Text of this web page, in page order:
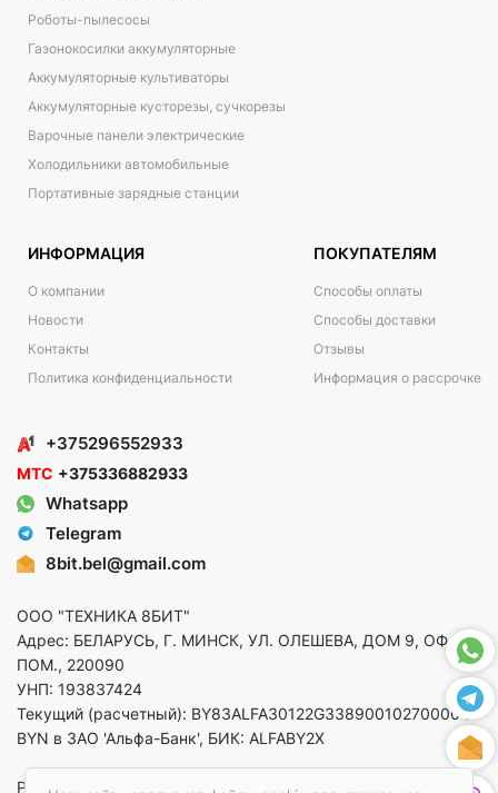
Роботы-пылесосы
Газонокосилки аккумуляторные
Аккумуляторные культиваторы
Аккумуляторные кусторезы, сучкорезы
Варочные панели электрические
Холодильники автомобильные
Портативные зарядные станции
ИНФОРМАЦИЯ
О компании
Новости
Контакты
Политика конфиденциальности
ПОКУПАТЕЛЯМ
Способы оплаты
Способы доставки
Отзывы
Информация о рассрочке
+375296552933
МТС +375336882933
Whatsapp
Telegram
8bit.bel@gmail.com
ООО "ТЕХНИКА 8БИТ"
Адрес: БЕЛАРУСЬ, Г. МИНСК, УЛ. ОЛЕШЕВА, ДОМ 9, ОФ. 5,
ПОМ., 220090
УНП: 193837424
Текущий (расчетный): BY83ALFA30122G33890010270000 в
BYN в ЗАО 'Альфа-Банк', БИК: ALFABY2X
Регистрация в торговом реестре от 14.08.2025 Минский